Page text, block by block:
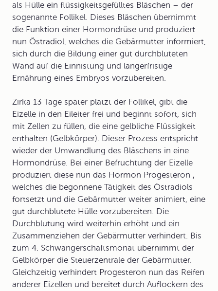
als Hülle ein flüssigkeitsgefülltes Bläschen – der
sogenannte Follikel. Dieses Bläschen übernimmt
die Funktion einer Hormondrüse und produziert
nun Östradiol, welches die Gebärmutter informiert,
sich durch die Bildung einer gut durchbluteten
Wand auf die Einnistung und längerfristige
Ernährung eines Embryos vorzubereiten.
Zirka 13 Tage später platzt der Follikel, gibt die
Eizelle in den Eileiter frei und beginnt sofort, sich
mit Zellen zu füllen, die eine gelbliche Flüssigkeit
enthalten (Gelbkörper). Dieser Prozess entspricht
wieder der Umwandlung des Bläschens in eine
Hormondrüse. Bei einer Befruchtung der Eizelle
produziert diese nun das Hormon Progesteron ,
welches die begonnene Tätigkeit des Östradiols
fortsetzt und die Gebärmutter weiter animiert, eine
gut durchblutete Hülle vorzubereiten. Die
Durchblutung wird weiterhin erhöht und ein
Zusammenziehen der Gebärmutter verhindert. Bis
zum 4. Schwangerschaftsmonat übernimmt der
Gelbkörper die Steuerzentrale der Gebärmutter.
Gleichzeitig verhindert Progesteron nun das Reifen
anderer Eizellen und bereitet durch Auflockern des